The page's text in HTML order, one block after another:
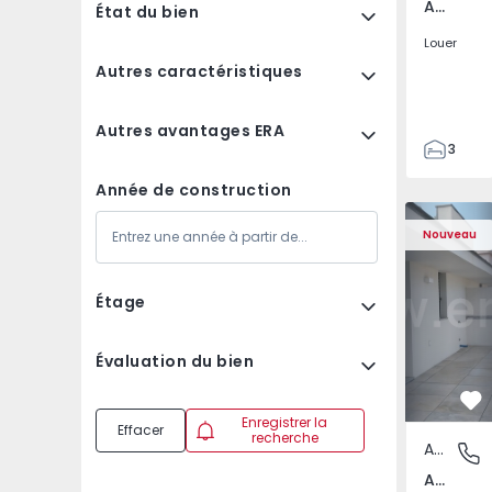
État du bien
Autres caractéristiques
Autres avantages ERA
Année de construction
Étage
Évaluation du bien
Effacer
Enregistrer la
recherche
Av. Boavista, Porto
Louer
3
132
142
2
Nouveau
Appartement T2
Av.
Appartement
Av. Boavista, Porto